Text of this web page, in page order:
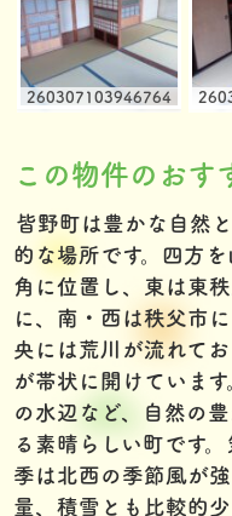
260307103946764
この物件のおす
皆野町は豊かな自然
的な場所です。四方
角に位置し、東は東
に、南・西は秩父市
央には荒川が流れて
が帯状に開けていま
の水辺など、自然の
る素晴らしい町です
季は北西の季節風が
量、積雪とも比較的